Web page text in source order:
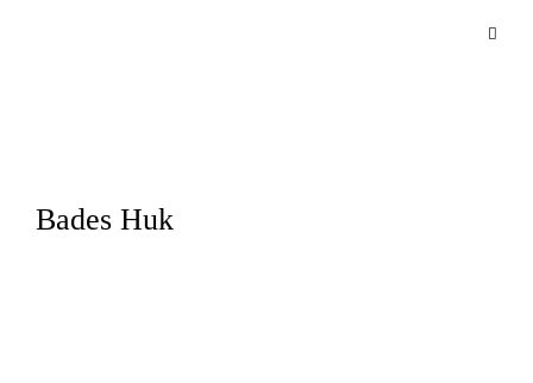
Bades Huk